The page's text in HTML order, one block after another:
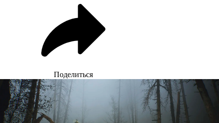
Поделиться